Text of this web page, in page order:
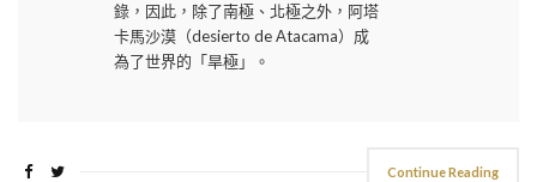
錄，因此，除了南極、北極之外，阿塔
卡馬沙漠（desierto de Atacama）成
為了世界的「旱極」。
Continue Reading